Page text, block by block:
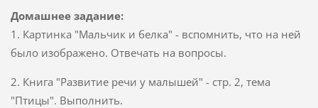
Домашнее задание:
1. Картинка "Мальчик и белка" - вспомнить, что на ней
было изображено. Отвечать на вопросы.
2. Книга "Развитие речи у малышей" - стр. 2, тема
"Птицы". Выполнить.